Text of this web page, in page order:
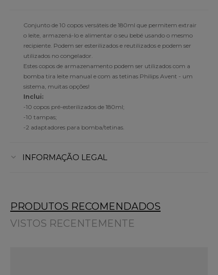
Conjunto de 10 copos versáteis de 180ml que permitem extrair
o leite, armazená-lo e alimentar o seu bebé usando o mesmo
recipiente. Podem ser esterilizados e reutilizados e podem ser
utilizados no congelador.
Estes copos de armazenamento podem ser utilizados com a
bomba tira leite manual e com as tetinas Philips Avent - um
sistema, muitas opções!
Inclui:
-10 copos pré-esterilizados de 180ml;
-10 tampas;
-2 adaptadores para bomba/tetinas.
INFORMAÇÃO LEGAL
PRODUTOS RECOMENDADOS
VISTOS RECENTEMENTE